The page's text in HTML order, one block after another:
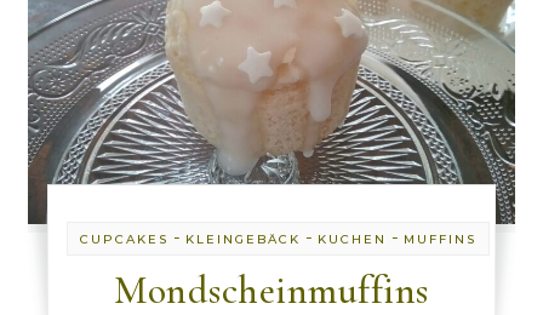
CUPCAKES - KLEINGEBÄCK - KUCHEN - MUFFINS
Mondscheinmuffins